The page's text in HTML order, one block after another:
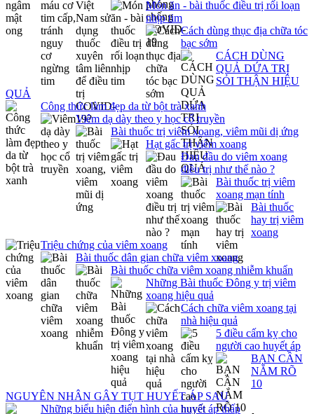
Món ăn - bài thuốc điều trị rối loạn
nhịp tim
Cách dùng thục địa chữa tóc
bạc sớm
CÁCH DÙNG
QUẢ DỨA TRỊ
SỎI THẬN HIỆU
QUẢ
Công thức làm đẹp da từ bột trà xanh
Viêm dạ dày theo y học cổ truyền
Bài thuốc trị viêm xoang, viêm mũi dị ứng
Hạt gấc trị viêm xoang
Đau đầu do viêm xoang
điều trị như thế nào ?
Bài thuốc trị viêm
xoang mạn tính
Bài thuốc
hay trị viêm
xoang
Triệu chứng của viêm xoang
Bài thuốc dân gian chữa viêm xoang
Bài thuốc chữa viêm xoang nhiễm khuẩn
Những Bài thuốc Đông y trị viêm
xoang hiệu quả
Cách chữa viêm xoang tại
nhà hiệu quả
5 điều cấm kỵ cho
người cao huyết áp
BẠN CẦN
NẮM RÕ
10
NGUYÊN NHÂN GÂY TỤT HUYẾT ÁP SAU
Những biểu hiện điển hình của huyết áp thấp